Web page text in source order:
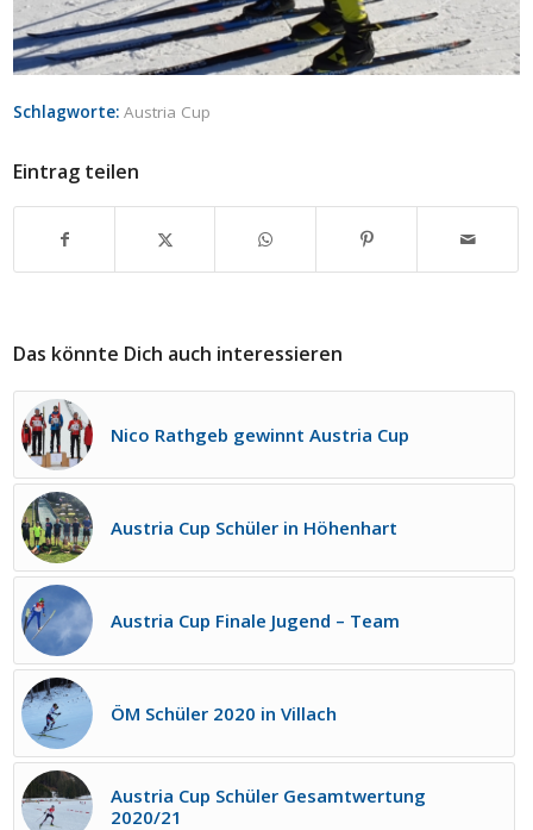
Schlagworte: Austria Cup
Eintrag teilen
Das könnte Dich auch interessieren
Nico Rathgeb gewinnt Austria Cup
Austria Cup Schüler in Höhenhart
Austria Cup Finale Jugend – Team
ÖM Schüler 2020 in Villach
Austria Cup Schüler Gesamtwertung
2020/21